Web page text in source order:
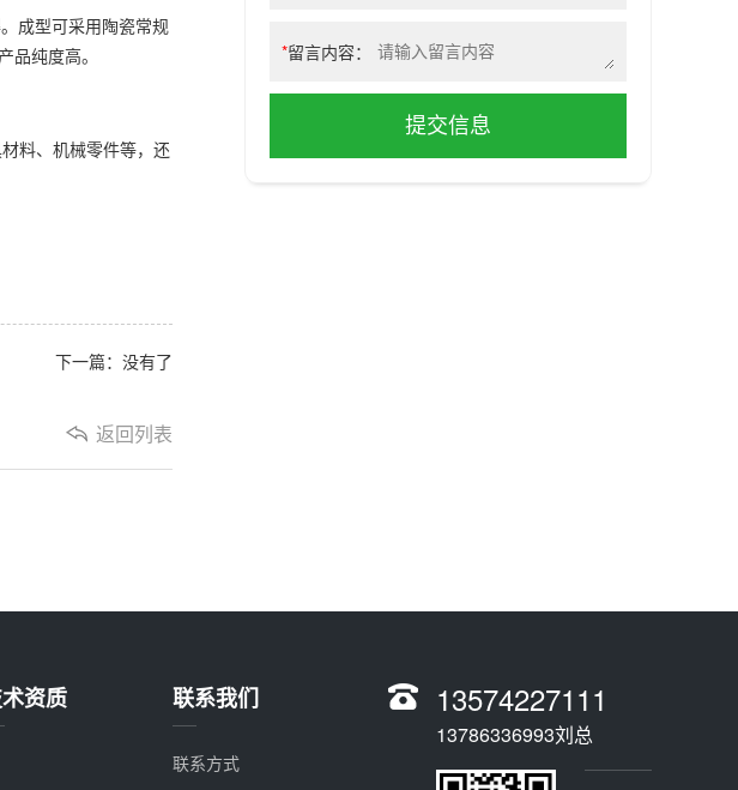
成型可采用陶瓷常规
纯度高。
料、机械零件等，还
下一篇：没有了
返回列表
*留言内容：
提交信息
资质 联系我们
联系方式
13574227111
13786336993刘总